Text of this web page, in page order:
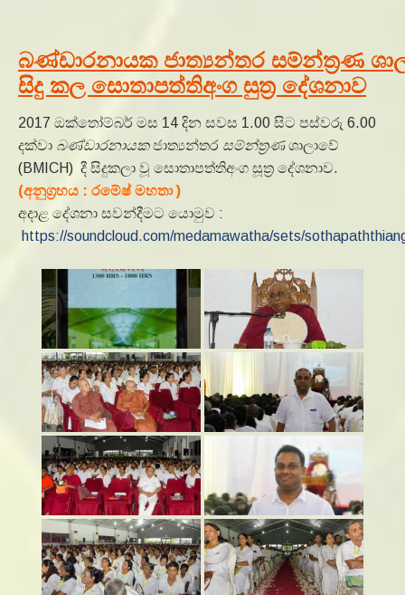
බණ්ඩාරනායක ජාත්‍යන්තර සම්න්ත්‍රණ
සිදු කල සොතාපත්තිඅංග සුත්‍ර දේශනාව
2017 ඔක්තෝම්බර් මස 14 දින සවස 1.00 සිට පස්වරු 6.00
දක්වා බණ්ඩාරනායකජාත්‍යන්තර සම්න්ත්‍රණශාලාවේ
(BMICH) දී සිදුකලා වූ සොතාපත්තිඅංග සූත්‍ර දේශනාව.
(අනුග්‍රහය : රමේෂ් මහතා )
අදාළ දේශනා සවන්දීමට යොමුව :
https://soundcloud.com/medamawatha/sets/